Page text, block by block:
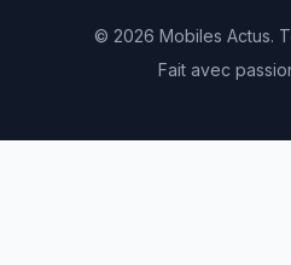
© 2026 Mobiles Actus.
Fait avec